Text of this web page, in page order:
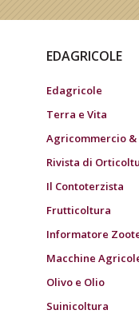
EDAGRICOLE
Edagricole
Terra e Vita
Agricommercio &
Rivista di
Il Contoterzista
Frutticoltura
Informatore
Macchine
Olivo e Olio
Suinicoltura